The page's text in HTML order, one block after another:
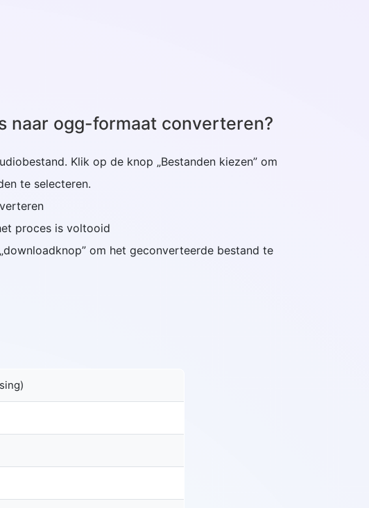
naar ogg-formaat converteren?
Klik op de knop „Bestanden kiezen” om
te selecteren.
proces is voltooid
om het geconverteerde bestand te